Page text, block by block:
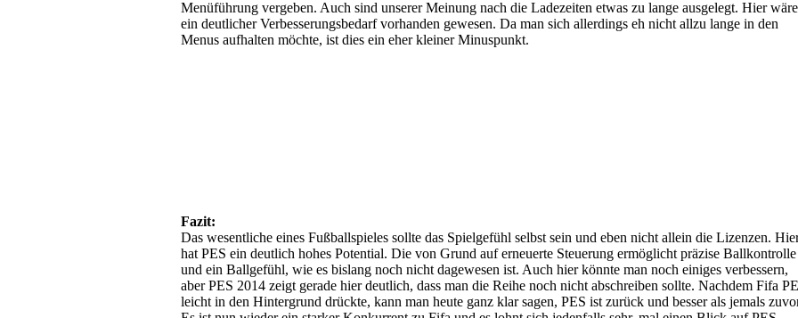
Menüführung vergeben. Auch sind unserer Meinung nach die Ladezeiten etwas zu lange ausgelegt. Hier wäre
ein deutlicher Verbesserungsbedarf vorhanden gewesen. Da man sich allerdings eh nicht allzu lange in den
Menus aufhalten möchte, ist dies ein eher kleiner Minuspunkt.
Fazit:
Das wesentliche eines Fußballspieles sollte das Spielgefühl selbst sein und eben nicht allein die Lizenzen.
hat PES ein deutlich hohes Potential. Die von Grund auf erneuerte Steuerung ermöglicht präzise Ballkontrolle
und ein Ballgefühl, wie es bislang noch nicht dagewesen ist. Auch hier könnte man noch einiges verbessern,
aber PES 2014 zeigt gerade hier deutlich, dass man die Reihe noch nicht abschreiben sollte. Nachdem Fifa
leicht in den Hintergrund drückte, kann man heute ganz klar sagen, PES ist zurück und besser als jemals